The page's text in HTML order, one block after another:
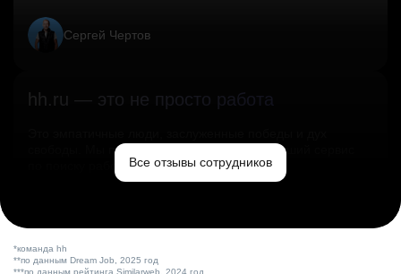
Сергей Чертов
hh.ru — это не просто работа
свободы. Мы помогаем миру и создаём лучший сервис
по поиску работы в стране.Все отзывы сотрудников
*команда hh
**по данным Dream Job, 2025 год
***по данным рейтинга Similarweb, 2024 год